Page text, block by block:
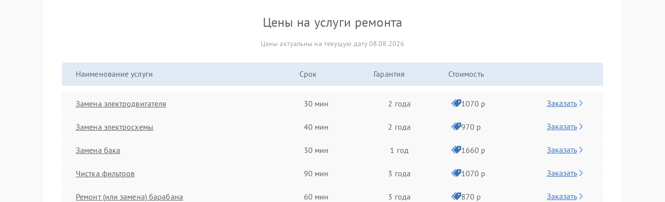
Цены на услуги ремонта
Цены актуальны на текущую дату 08.08.2026
Наименование услуги Срок Гарантия Стоимость
Замена электродвигателя 30 мин 2 года 1070 р Заказать
Замена электросхемы 40 мин 2 года 970 р Заказать
Замена бака 30 мин 1 год 1660 р Заказать
Чистка фильтров 90 мин 3 года 1070 р Заказать
Ремонт (или замена) барабана 60 мин 3 года 870 р Заказать